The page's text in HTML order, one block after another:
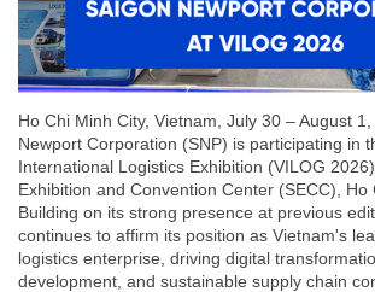
Ho Chi Minh City, Vietnam, July 30 – August
Newport Corporation (SNP) is participating in
International Logistics Exhibition (VILOG
Exhibition and Convention Center (SECC), Ho
Building on its strong presence at previous
continues to affirm its position as Vietnam's
logistics enterprise, driving digital
development, and sustainable supply chain